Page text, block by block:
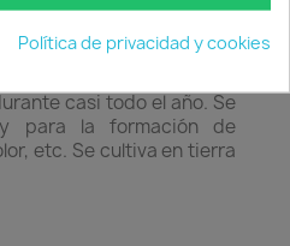
Planta anual de
de tallos carnosos y
casi todo el año. Se
para la formación de
etc. Se cultiva en tierra
Política de privacidad y cookies